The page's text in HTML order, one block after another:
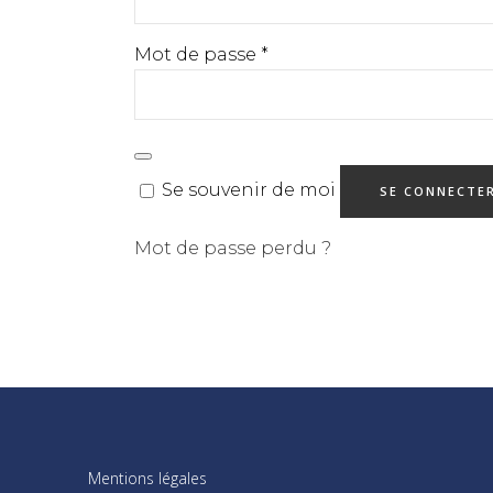
Mot de passe *
Se souvenir de moi SE
Mot de passe perdu ?
Mentions légales